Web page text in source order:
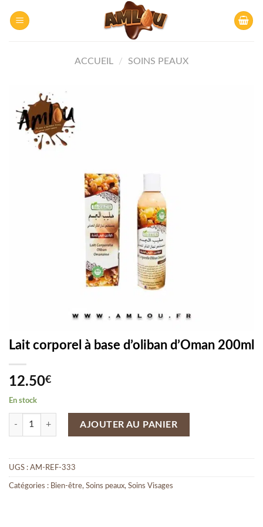
ACCUEIL / SOINS PEAUX
Lait corporel à base d’oliban d’Oman 200ml
12.50€
En stock
quantité de Lait corporel à base d'oliban d'Oman 200ml
AJOUTER AU PANIER
UGS : AM-REF-333
Catégories : Bien-être, Soins peaux, Soins Visages